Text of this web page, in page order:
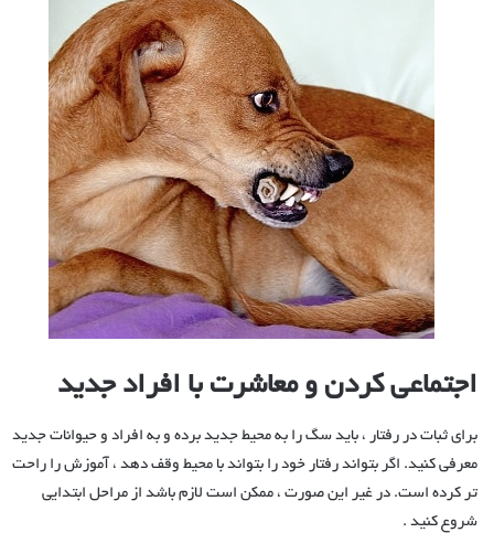
اجتماعی کردن و معاشرت با افراد جدید
برای ثبات در رفتار ، باید سگ را به محیط جدید برده و به افراد و حیوانات جدید
معرفی کنید. اگر بتواند رفتار خود را بتواند با محیط وقف دهد ، آموزش را راحت
تر کرده است. در غیر این صورت ، ممکن است لازم باشد از مراحل ابتدایی
شروع کنید .